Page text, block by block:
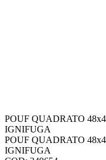
POUF QUADRATO
IGNIFUGA
POUF QUADRATO
IGNIFUGA